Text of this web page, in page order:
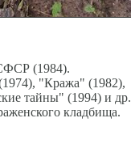
(1984).
"Кража" (1982),
тайны" (1994) и др.
кладбища.